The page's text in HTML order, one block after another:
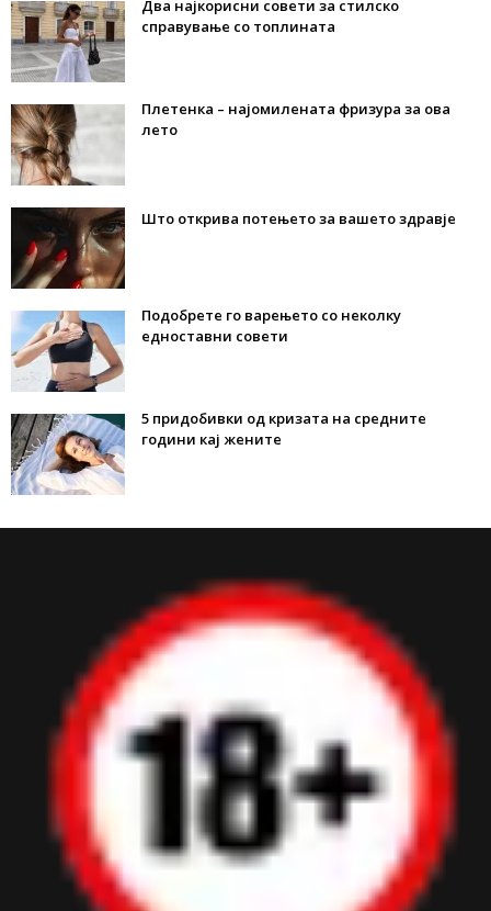
Два најкорисни совети за стилско
справување со топлината
Плетенка – најомилената фризура за ова
лето
Што открива потењето за вашето здравје
Подобрете го варењето со неколку
едноставни совети
5 придобивки од кризата на средните
години кај жените